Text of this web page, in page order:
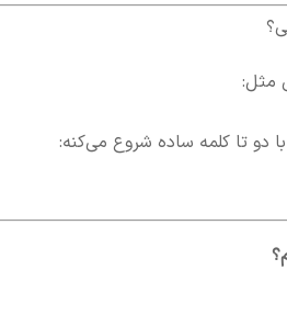
مثل:
دو تا کلمه ساده شروع می‌کنه: